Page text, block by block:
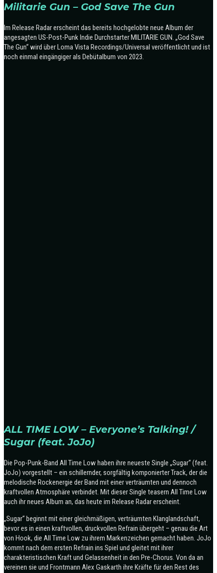
Militarie Gun – God Save The Gun
Im Release Radar erscheint das bereits hochgelobte neue Album der
angesagten US-Post-Punk Indie Durchstarter MILITARIE GUN. „God Save
The Gun“ wird über Loma Vista Recordings/Universal veröffentlicht und ist
noch einmal eingängiger als Debütalbum von 2023.
ALL TIME LOW – Everyone’s Talking! /
Sugar (feat. JoJo)
Die Pop-Punk-Band All Time Low haben ihre neueste Single „Sugar“ (feat.
JoJo) vorgestellt – ein schillernder, sorgfältig komponierter Track, der die
melodische Rockenergie der Band mit einer verträumten und dennoch
kraftvollen Atmosphäre verbindet. Mit dieser Single teasern All Time Low
auch ihr neues Album an, das heute im Release Radar erscheint.
„Sugar“ beginnt mit einer gleichmäßigen, verträumten Klanglandschaft,
bevor es in einen kraftvollen, druckvollen Refrain übergeht – genau die Art
von Hook, die All Time Low zu ihrem Markenzeichen gemacht haben. JoJo
kommt nach dem ersten Refrain ins Spiel und gleitet mit ihrer
charakteristischen Kraft und Gelassenheit in den Pre-Chorus. Von da an
vereinen sie und Frontmann Alex Gaskarth ihre Kräfte für den Rest des